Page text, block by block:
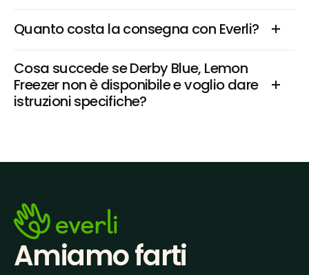
Quanto costa la consegna con Everli?
Cosa succede se Derby Blue, Lemon
Freezer non è disponibile e voglio dare
istruzioni specifiche?
Amiamo farti